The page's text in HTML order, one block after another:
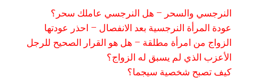
النرجسي والسحر – هل النرجسي عاملك سحر؟
عودة المرأة النرجسية بعد الانفصال – احذر عودتها
الزواج من امرأة مطلقة – هل هو القرار الصحيح للرجل
الأعزب الذي لم يسبق له الزواج؟
كيف تصبح شخصية سيجما؟